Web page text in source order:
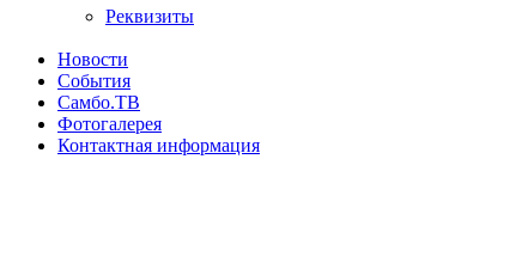
Реквизиты
Новости
События
Самбо.ТВ
Фотогалерея
Контактная информация